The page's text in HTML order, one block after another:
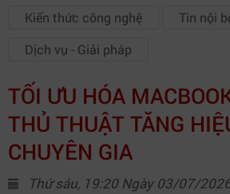
Kiến thức công nghệ
Tin nội
Dịch vụ - Giải pháp
TỐI ƯU HÓA
THỦ THUẬT TĂNG
CHUYÊN GIA
Thứ sáu, 19:20 Ngày 03/07/